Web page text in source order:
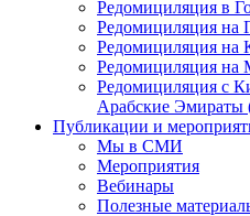
Редомициляция в
Редомициляция на
Редомициляция на
Редомициляция на
Редомициляция с
Арабские
Публикации и
Мы в СМИ
Мероприятия
Вебинары
Полезные